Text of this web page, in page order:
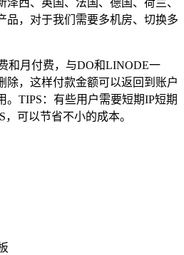
品，对于我们需要多机房、切换多
和月付费，与DO和LINODE一
除，这样付款金额可以返回到账户
。TIPS：有些用户需要短期IP短期
可以节省不小的成本。